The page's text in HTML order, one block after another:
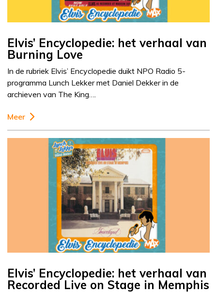
Elvis’ Encyclopedie: het verhaal van
Burning Love
In de rubriek Elvis’ Encyclopedie duikt NPO Radio 5-
programma Lunch Lekker met Daniel Dekker in de
archieven van The King….
Meer
Elvis’ Encyclopedie: het verhaal van
Recorded Live on Stage in Memphis